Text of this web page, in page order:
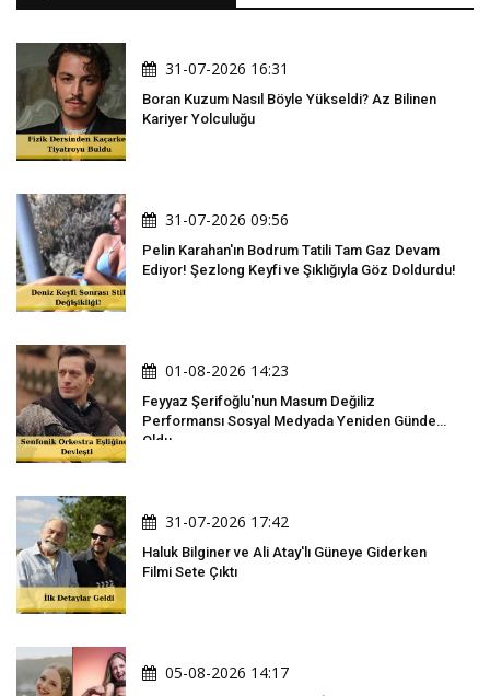
31-07-2026 16:31
Boran Kuzum Nasıl Böyle Yükseldi? Az Bilinen
Kariyer Yolculuğu
31-07-2026 09:56
Pelin Karahan'ın Bodrum Tatili Tam Gaz Devam
Ediyor! Şezlong Keyfi ve Şıklığıyla Göz Doldurdu!
01-08-2026 14:23
Feyyaz Şerifoğlu'nun Masum Değiliz
Performansı Sosyal Medyada Yeniden Gündem
Oldu
31-07-2026 17:42
Haluk Bilginer ve Ali Atay'lı Güneye Giderken
Filmi Sete Çıktı
05-08-2026 14:17